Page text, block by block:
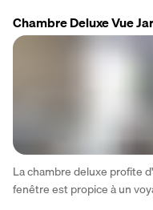
Chambre Deluxe Vue
La chambre deluxe profite
fenêtre est propice à un